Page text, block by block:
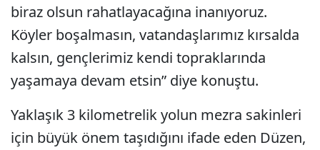
biraz olsun rahatlayacağına inanıyoruz.
Köyler boşalmasın, vatandaşlarımız kırsalda
kalsın, gençlerimiz kendi topraklarında
yaşamaya devam etsin” diye konuştu.
Yaklaşık 3 kilometrelik yolun mezra sakinleri
için büyük önem taşıdığını ifade eden Düzen,